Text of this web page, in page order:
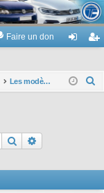
Touran
Faire un don
ne nr
Les modèles Skoda
c
Rechercher